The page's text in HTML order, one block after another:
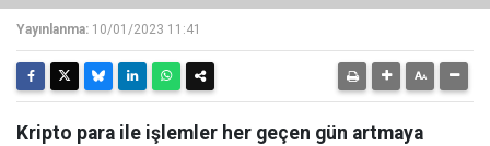
Yayınlanma: 10/01/2023 11:41
Kripto para ile işlemler her geçen gün artmaya